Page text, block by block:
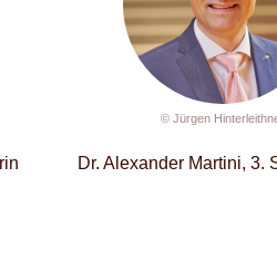
© Jürgen
Dr. Alexander Martini, 3.